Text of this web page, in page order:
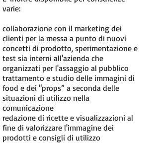
varie:
collaborazione con il marketing dei
clienti per la messa a punto di nuovi
concetti di prodotto, sperimentazione e
test sia interni all'azienda che
organizzati per l'assaggio al pubblico
trattamento e studio delle immagini di
food e dei "props” a seconda delle
situazioni di utilizzo nella
comunicazione
redazione di ricette e visualizzazioni al
fine di valorizzare l'immagine dei
prodotti e consigli di utilizzo